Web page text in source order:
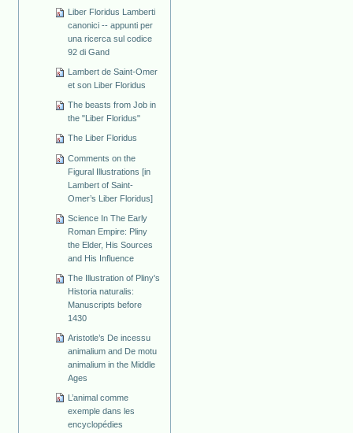
Liber Floridus Lamberti
canonici -- appunti per
una ricerca sul codice
92 di Gand
Lambert de Saint-Omer
et son Liber Floridus
The beasts from Job in
the "Liber Floridus"
The Liber Floridus
Comments on the
Figural Illustrations [in
Lambert of Saint-
Omer’s Liber Floridus]
Science In The Early
Roman Empire: Pliny
the Elder, His Sources
and His Influence
The Illustration of Pliny's
Historia naturalis:
Manuscripts before
1430
Aristotle’s De incessu
animalium and De motu
animalium in the Middle
Ages
L’animal comme
exemple dans les
encyclopédies